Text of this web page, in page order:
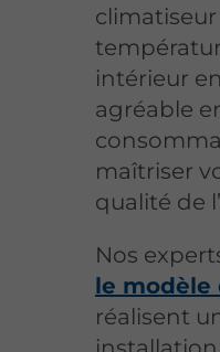
intérieur
agréable
maîtriser
qualité de
Nos
le modèle
réalisent